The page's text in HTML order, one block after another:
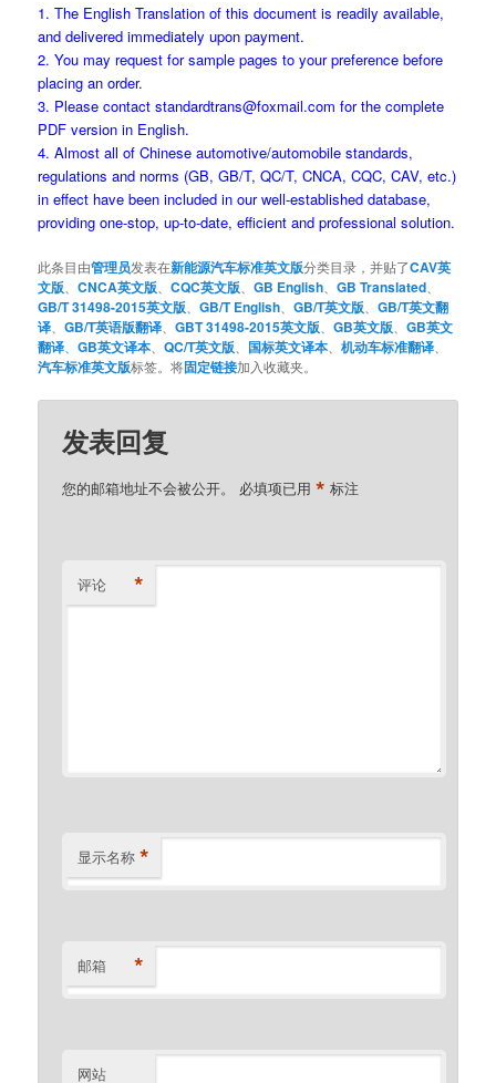
1. The English Translation of this document is readily available,
and delivered immediately upon payment.
2. You may request for sample pages to your preference before
placing an order.
3. Please contact standardtrans@foxmail.com for the complete
PDF version in English.
4. Almost all of Chinese automotive/automobile standards,
regulations and norms (GB, GB/T, QC/T, CNCA, CQC, CAV, etc.)
in effect have been included in our well-established database,
providing one-stop, up-to-date, efficient and professional solution.
此条目由管理员发表在新能源汽车标准英文版分类目录，并贴了CAV英
文版 、CNCA英文版 、CQC英文版 、GB English 、GB Translated
GB/T 31498-2015英文版 、GB/T English 、GB/T英文版 、GB/T英文翻
译 、GB/T英语版翻译 、GBT 31498-2015英文版 、GB英文版 、GB英文
翻译 、GB英文译本 、QC/T英文版 国标英文译本 、机动车标准翻译
汽车标准英文版标签。将固定链接加入收藏夹。
发表回复
您的邮箱地址不会被公开。 必填项已用* 标注
评论 *
显示名称 *
邮箱 *
网站